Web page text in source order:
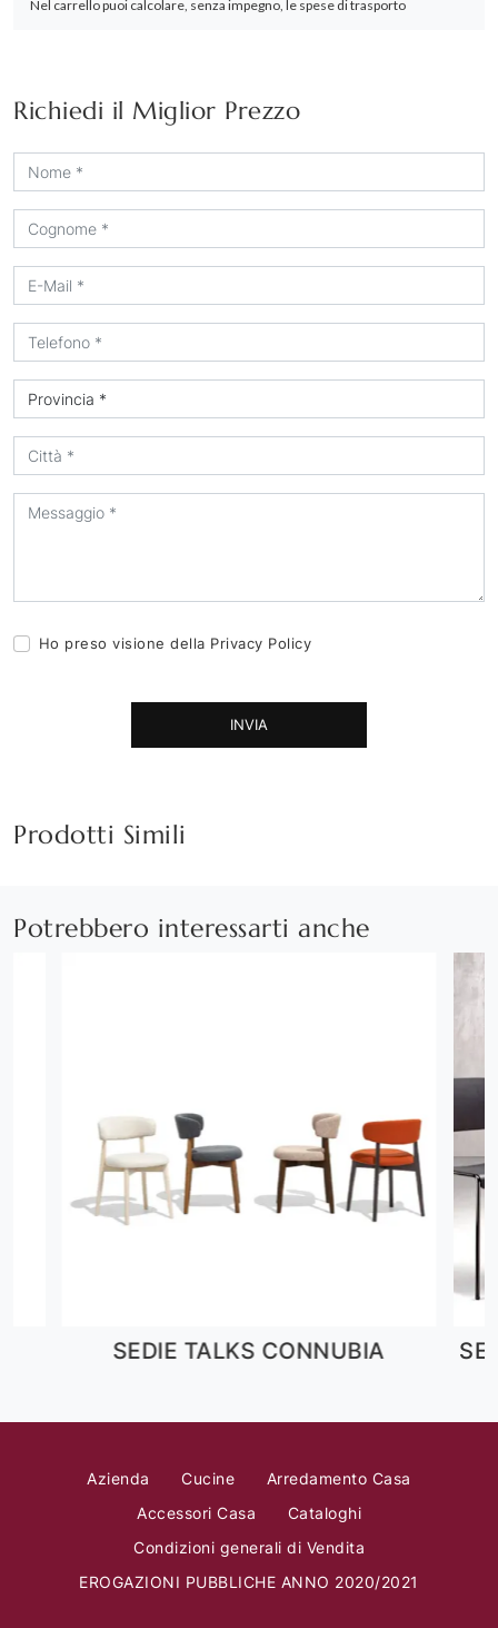
Richiedi il Miglior Prezzo
Ho preso visione della Privacy Policy
INVIA
Prodotti Simili
Potrebbero interessarti anche
SEDIE TALKS CONNUBIA
Azienda Cucine
Arredamento Casa
Accessori Casa
Cataloghi
Condizioni generali di Vendita
EROGAZIONI PUBBLICHE ANNO 2020/2021